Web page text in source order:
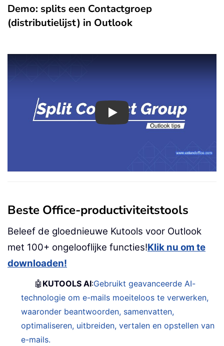
Demo: splits een Contactgroep
(distributielijst) in Outlook
Play
Beste Office-productiviteitstools
Beleef de gloednieuwe Kutools voor Outlook
met 100+ ongelooflijke functies!Klik nu om te
downloaden!
🤖 KUTOOLS AI:Gebruikt geavanceerde AI-
technologie om e-mails moeiteloos te verwerken,
waaronder beantwoorden, samenvatten,
optimaliseren, uitbreiden, vertalen en opstellen van
e-mails.